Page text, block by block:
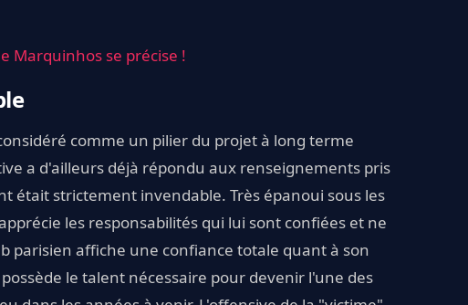
Marquinhos se précise !
comme un pilier du projet à long terme
a d'ailleurs déjà répondu aux renseignements pris
était strictement invendable. Très épanoui sous les
les responsabilités qui lui sont confiées et ne
parisien affiche une confiance totale quant à son
le talent nécessaire pour devenir l'une des